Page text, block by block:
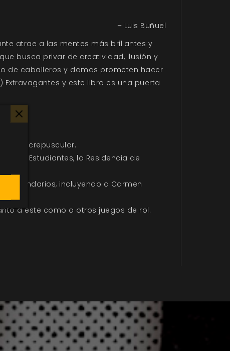
– Luis Buñuel
atrae a las mentes más brillantes y
busca privar de creatividad, ilusión y
de caballeros y damas prometen hacer
y este libro es una puerta
etapa crepuscular.
de Estudiantes, la Residencia de
secundarios, incluyendo a Carmen
a este como a otros juegos de rol.